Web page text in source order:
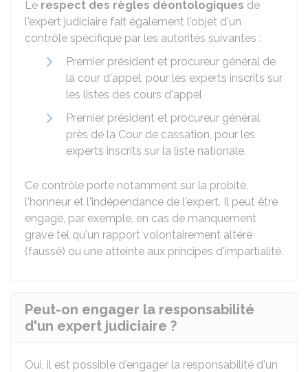
Le respect des règles déontologiques de
l'expert judiciaire fait également l'objet d'un
contrôle spécifique par les autorités suivantes :
Premier président et procureur général de
la cour d'appel, pour les experts inscrits sur
les listes des cours d'appel
Premier président et procureur général
près de la Cour de cassation, pour les
experts inscrits sur la liste nationale.
Ce contrôle porte notamment sur la probité,
l'honneur et l'indépendance de l'expert. Il peut être
engagé, par exemple, en cas de manquement
grave tel qu'un rapport volontairement altéré
(faussé) ou une atteinte aux principes d'impartialité.
Peut-on engager la responsabilité
d'un expert judiciaire ?
Oui, il est possible d'engager la responsabilité d'un